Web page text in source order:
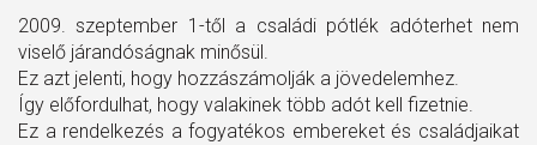
2009. szeptember 1-től a családi pótlék adóterhet nem
viselő járandóságnak minősül.
Ez azt jelenti, hogy hozzászámolják a jövedelemhez.
Így előfordulhat, hogy valakinek több adót kell fizetnie.
Ez a rendelkezés a fogyatékos embereket és családjaikat